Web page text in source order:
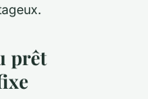
prêt